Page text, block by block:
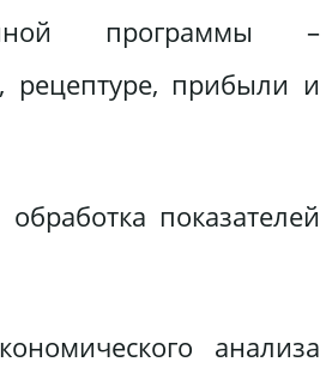
программы –
рецептуре, прибыли и
показателей
анализа